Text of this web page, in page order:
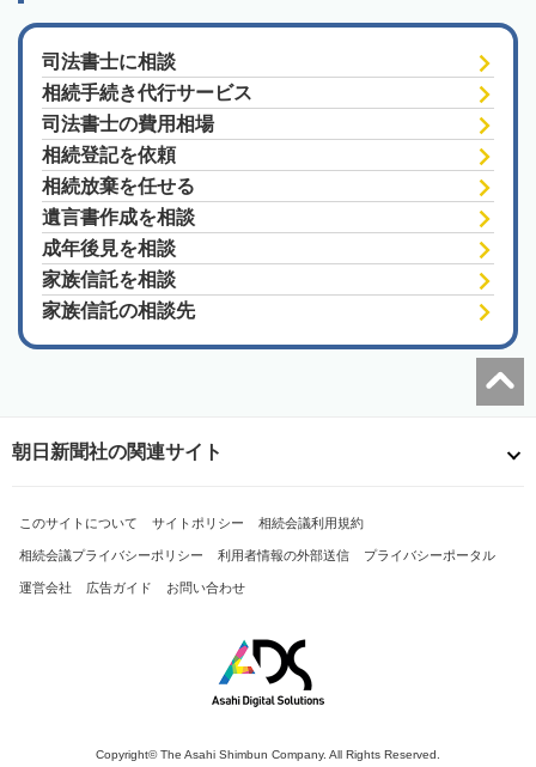
司法書士に相談
相続手続き代行サービス
司法書士の費用相場
相続登記を依頼
相続放棄を任せる
遺言書作成を相談
成年後見を相談
家族信託を相談
家族信託の相談先
朝日新聞社の関連サイト
このサイトについて サイトポリシー 相続会議利用規約
相続会議プライバシーポリシー 利用者情報の外部送信 プライバシーポータル
運営会社 広告ガイド お問い合わせ
Copyright© The Asahi Shimbun Company. All Rights Reserved.